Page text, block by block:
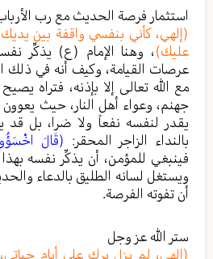
استثمار فرصة الحديث مع رب
(إلهي، كأني بنفسي واقفة بين
عليك)، وهنا الإمام (ع) يذكِّر
عرصات القيامة، وكيف أنه في ذلك
مع الله تعالى إلا بإذنه، فتراه
جهنم، وعواء أهل النار، حيث يعوون
يقدر لنفسه نفعاً ولا ضرا، بل قد
بالنداء الزاجر المحقر: (قَالَ
فينبغي للمؤمن، أن يذكِّر نفسه
ويستغل لسانه الطليق بالدعاء
أن تفوته الفرصة.
ستر الله عز وجل
(إلهي، لم يزل برك علي أيام